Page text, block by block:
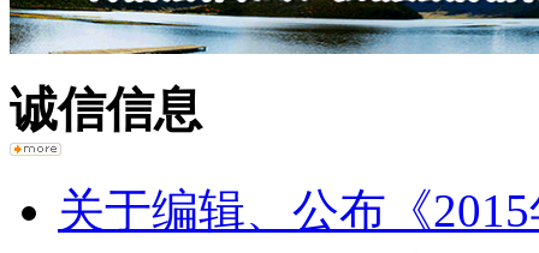
诚信信息
关于编辑、公布《